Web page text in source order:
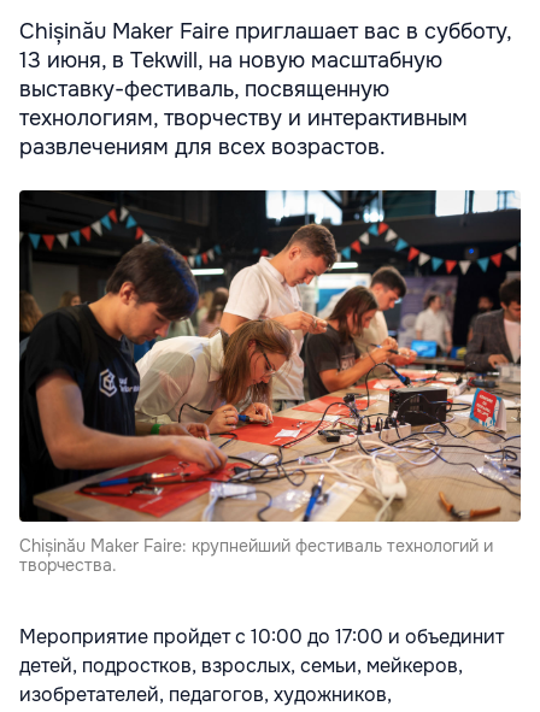
Chișinău Maker Faire приглашает вас в субботу,
13 июня, в Tekwill, на новую масштабную
выставку-фестиваль, посвященную
технологиям, творчеству и интерактивным
развлечениям для всех возрастов.
Chișinău Maker Faire: крупнейший фестиваль технологий и
творчества.
Мероприятие пройдет с 10:00 до 17:00 и объединит
детей, подростков, взрослых, семьи, мейкеров,
изобретателей, педагогов, художников,